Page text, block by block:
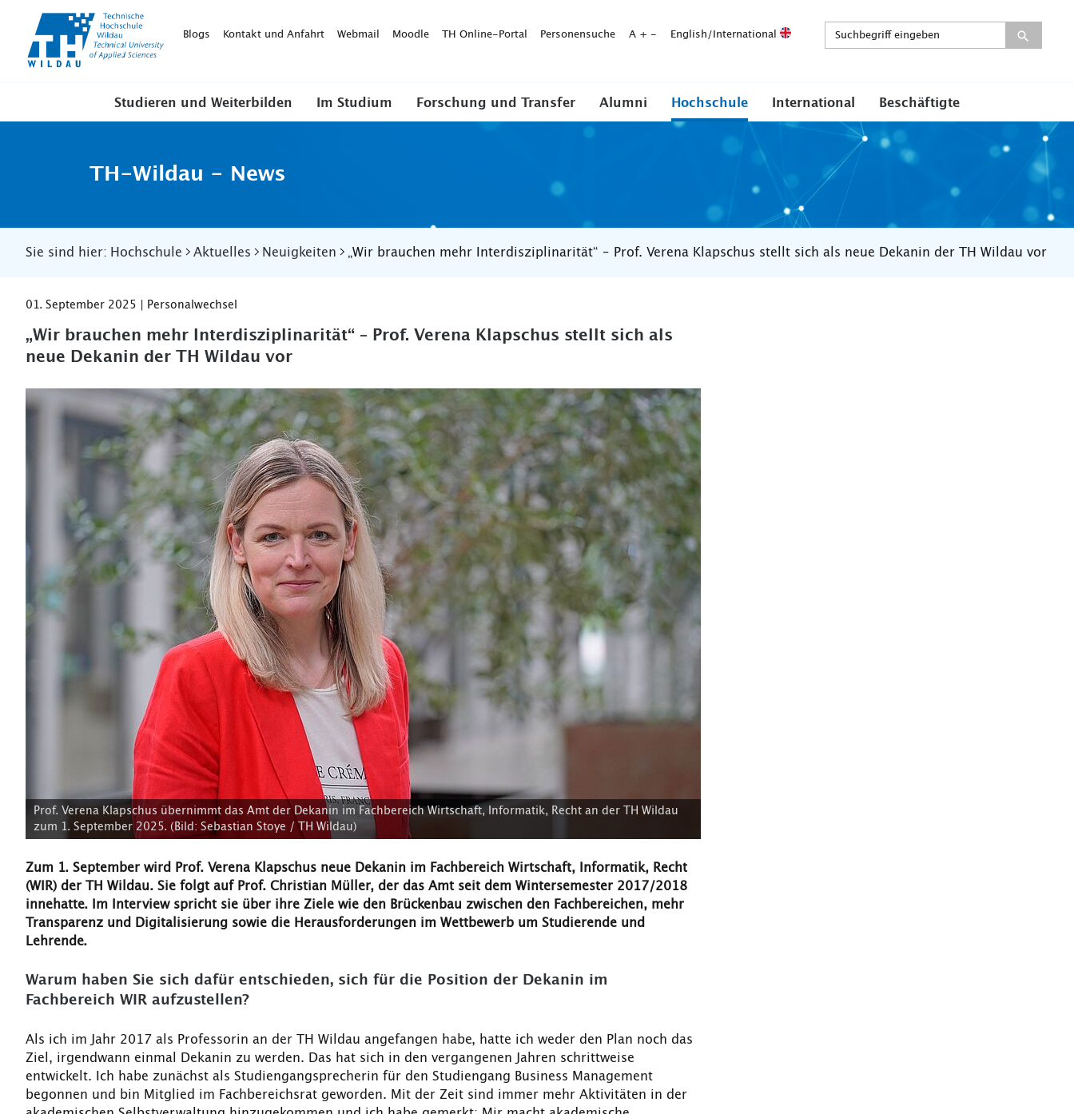
WildauBlogs Kontakt und Anfahrt Webmail Moodle TH Online-Portal Personensuche A + - English/International
Studieren und Weiterbilden Im Studium Forschung und Transfer Alumni Hochschule International Beschäftigte
TH-Wildau - News
Sie sind hier: Hochschule Aktuelles Neuigkeiten „Wir brauchen mehr Interdisziplinarität“ – Prof. Verena Klapschus stellt sich als neue Dekanin der TH Wildau vor
01. September 2025 | Personalwechsel
„Wir brauchen mehr Interdisziplinarität“ – Prof. Verena Klapschus stellt sich als
neue Dekanin der TH Wildau vor
Prof. Verena Klapschus übernimmt das Amt der Dekanin im Fachbereich Wirtschaft, Informatik, Recht an der TH Wildau
zum 1. September 2025. (Bild: Sebastian Stoye / TH Wildau)
Zum 1. September wird Prof. Verena Klapschus neue Dekanin im Fachbereich Wirtschaft, Informatik, Recht
(WIR) der TH Wildau. Sie folgt auf Prof. Christian Müller, der das Amt seit dem Wintersemester 2017/2018
innehatte. Im Interview spricht sie über ihre Ziele wie den Brückenbau zwischen den Fachbereichen, mehr
Transparenz und Digitalisierung sowie die Herausforderungen im Wettbewerb um Studierende und
Lehrende.
Warum haben Sie sich dafür entschieden, sich für die Position der Dekanin im
Fachbereich WIR aufzustellen?
Als ich im Jahr 2017 als Professorin an der TH Wildau angefangen habe, hatte ich weder den Plan noch das
Ziel, irgendwann einmal Dekanin zu werden. Das hat sich in den vergangenen Jahren schrittweise
entwickelt. Ich habe zunächst als Studiengangsprecherin für den Studiengang Business Management
begonnen und bin Mitglied im Fachbereichsrat geworden. Mit der Zeit sind immer mehr Aktivitäten in der